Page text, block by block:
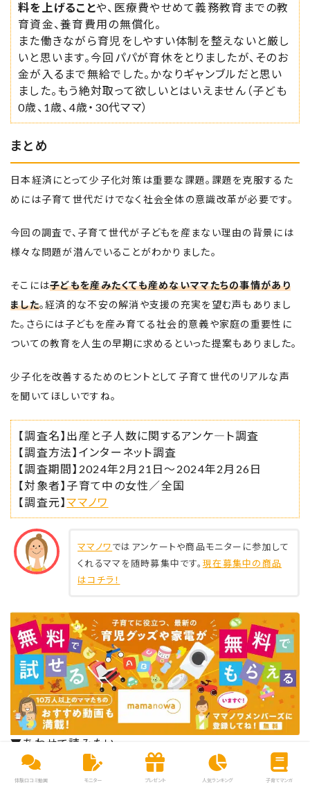
料を上げることや、医療費やせめて義務教育までの教
育資金、養育費用の無償化。
また働きながら育児をしやすい体制を整えないと厳し
いと思います。今回パパが育休をとりましたが、そのお
金が入るまで無給でした。かなりギャンブルだと思い
ました。もう絶対取って欲しいとはいえません（子ども
0歳、1歳、4歳・30代ママ）
まとめ
日本経済にとって少子化対策は重要な課題。課題を克服するた
めには子育て世代だけでなく社会全体の意識改革が必要です。
今回の調査で、子育て世代が子どもを産まない理由の背景には
様々な問題が潜んでいることがわかりました。
そこには子どもを産みたくても産めないママたちの事情があり
ました。経済的な不安の解消や支援の充実を望む声もありまし
た。さらには子どもを産み育てる社会的意義や家庭の重要性に
ついての教育を人生の早期に求めるといった提案もありました。
少子化を改善するためのヒントとして子育て世代のリアルな声
を聞いてほしいですね。
【調査名】出産と子人数に関するアンケ―ト調査
【調査方法】インターネット調査
【調査期間】2024年2月21日～2024年2月26日
【対象者】子育て中の女性／全国
【調査元】ママノワ
ママノワではアンケートや商品モニターに参加して
くれるママを随時募集中です。 現在募集中の商品
はコチラ！
▼あわせて読みたい
体験口コミ動画 モニター プレゼント 人気ランキング 子育てマンガ